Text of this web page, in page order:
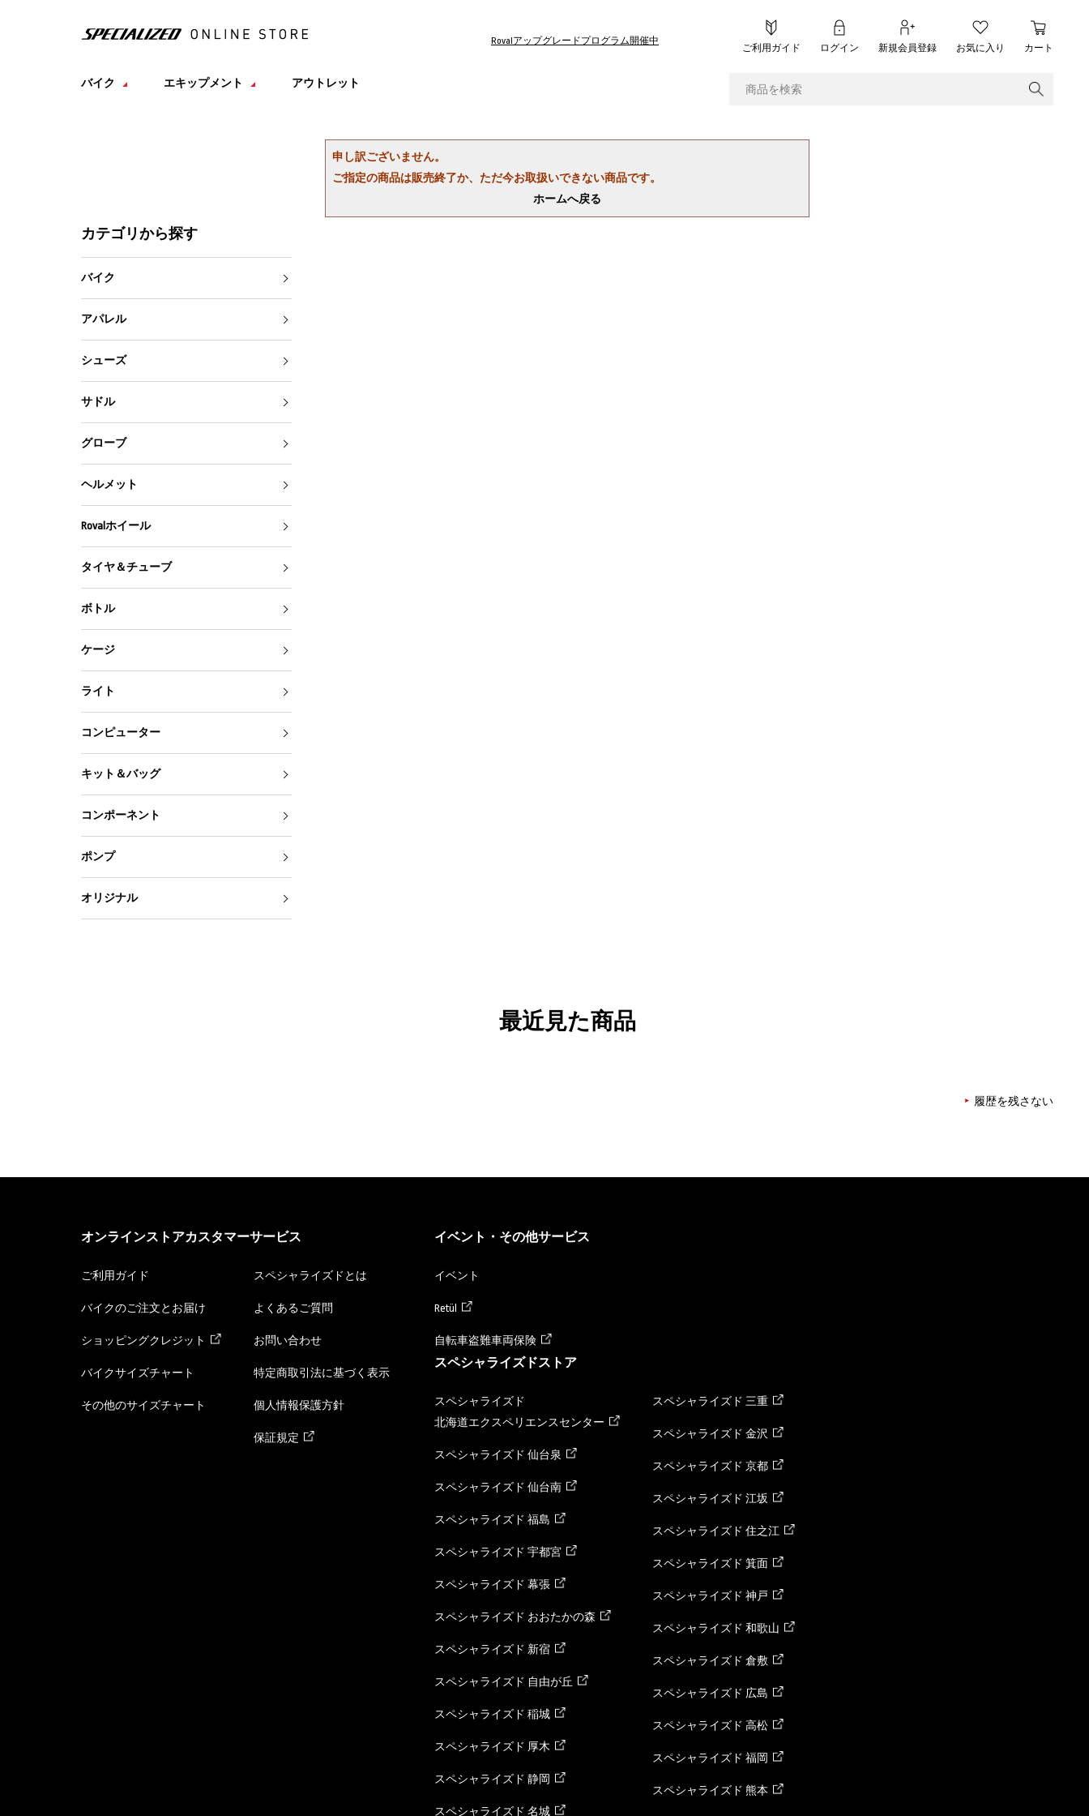
Rovalアップグレードプログラム開催中
ご利用ガイド ログイン 新規会員登録 お気に入り カート
バイク エキップメント アウトレット
申し訳ございません。
ご指定の商品は販売終了か、ただ今お取扱いできない商品です。
ホームへ戻る
カテゴリから探す
バイク
アパレル
シューズ
サドル
グローブ
ヘルメット
Rovalホイール
タイヤ＆チューブ
ボトル
ケージ
ライト
コンピューター
キット＆バッグ
コンポーネント
ポンプ
オリジナル
最近見た商品
履歴を残さない
オンラインストアカスタマーサービス
ご利用ガイド
バイクのご注文とお届け
ショッピングクレジット
バイクサイズチャート
その他のサイズチャート
スペシャライズドとは
よくあるご質問
お問い合わせ
特定商取引法に基づく表示
個人情報保護方針
保証規定
イベント・その他サービス
イベント
Retül
自転車盗難車両保険
スペシャライズドストア
スペシャライズド
北海道エクスペリエンスセンター
スペシャライズド 仙台泉
スペシャライズド 仙台南
スペシャライズド 福島
スペシャライズド 宇都宮
スペシャライズド 幕張
スペシャライズド おおたかの森
スペシャライズド 新宿
スペシャライズド 自由が丘
スペシャライズド 稲城
スペシャライズド 厚木
スペシャライズド 静岡
スペシャライズド 名城
スペシャライズド 三重
スペシャライズド 金沢
スペシャライズド 京都
スペシャライズド 江坂
スペシャライズド 住之江
スペシャライズド 箕面
スペシャライズド 神戸
スペシャライズド 和歌山
スペシャライズド 倉敷
スペシャライズド 広島
スペシャライズド 高松
スペシャライズド 福岡
スペシャライズド 熊本